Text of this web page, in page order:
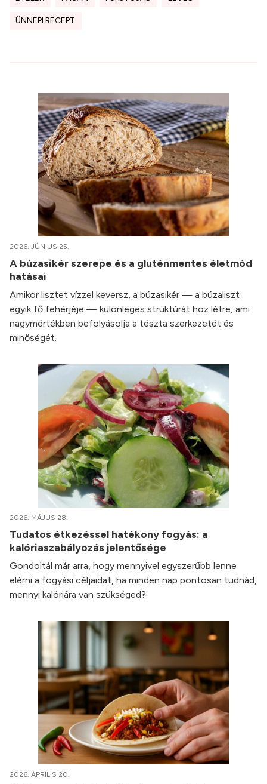
ÜNNEPI RECEPT
2026. JÚNIUS 25.
A búzasikér szerepe és a gluténmentes életmód
hatásai
Amikor lisztet vízzel keversz, a búzasikér — a búzaliszt
egyik fő fehérjéje — különleges struktúrát hoz létre, ami
nagymértékben befolyásolja a tészta szerkezetét és
minőségét.
2026. MÁJUS 28.
Tudatos étkezéssel hatékony fogyás: a
kalóriaszabályozás jelentősége
Gondoltál már arra, hogy mennyivel egyszerűbb lenne
elérni a fogyási céljaidat, ha minden nap pontosan tudnád,
mennyi kalóriára van szükséged?
2026. ÁPRILIS 20.